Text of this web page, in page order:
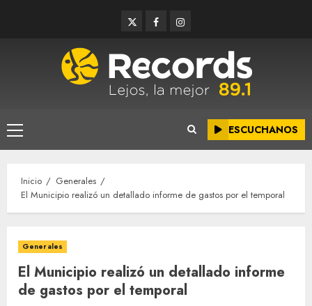
TwitterFacebookInstagram
Menú
principal
ESCUCHANOS
Inicio
Generales
El Municipio realizó un detallado informe de gastos por el temporal
Generales
El Municipio realizó un detallado informe
de gastos por el temporal